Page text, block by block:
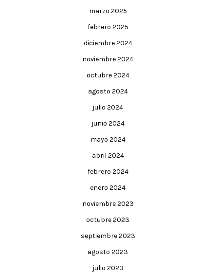
marzo 2025
febrero 2025
diciembre 2024
noviembre 2024
octubre 2024
agosto 2024
julio 2024
junio 2024
mayo 2024
abril 2024
febrero 2024
enero 2024
noviembre 2023
octubre 2023
septiembre 2023
agosto 2023
julio 2023